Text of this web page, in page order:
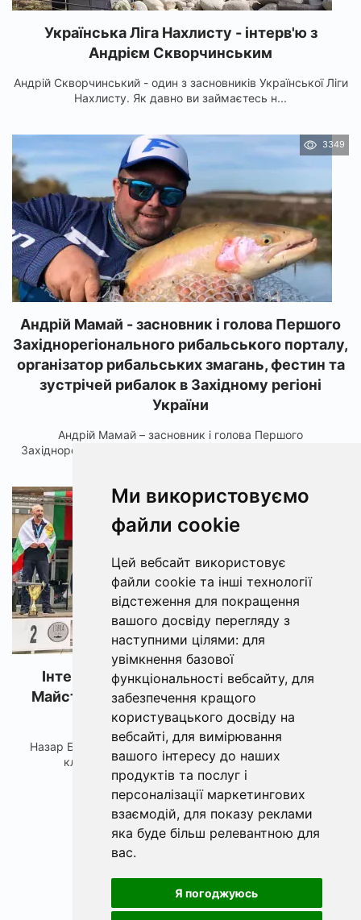
Ми використовуємо
файли cookie
Цей вебсайт використовує
файли cookie та інші технології
відстеження для покращення
вашого досвіду перегляду з
наступними цілями: для
увімкнення базової
функціональності вебсайту, для
забезпечення кращого
користувацького досвіду на
вебсайті, для вимірювання
вашого інтересу до наших
продуктів та послуг і
персоналізації маркетингових
взаємодій, для показу реклами
яка буде більш релевантною для
вас.
Я погоджуюсь
Українська Ліга Нахлисту - інтерв'ю з
Андрієм Скворчинським
Андрій Скворчинський - один з засновників Української Ліги
Нахлисту. Як давно ви займаєтесь н...
3349
Андрій Мамай - засновник і голова Першого
Західнорегіонального рибальського порталу,
організатор рибальських змагань, фестин та
зустрічей рибалок в Західному регіоні
України
Андрій Мамай – засновник і голова Першого
Західнорегіонального рибальського порталу та закрито...
Інтерв'ю ФішХаб з Назаром Боженко -
Майстром спорту Міжнародного класу з
риболовного спорту
Назар Боженко - 21 рiк, Майстер спорту Міжнародного
класу з риболовного спорту, Ютубер та ...